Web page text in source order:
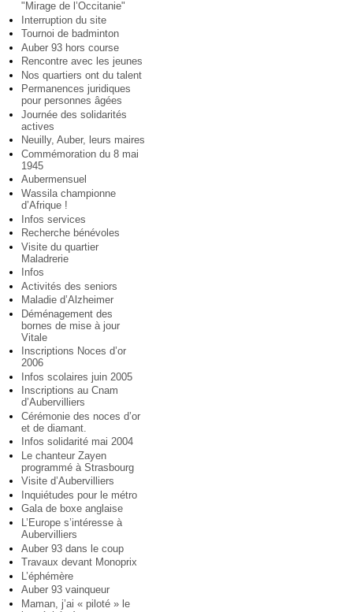
"Mirage de l’Occitanie"
Interruption du site
Tournoi de badminton
Auber 93 hors course
Rencontre avec les jeunes
Nos quartiers ont du talent
Permanences juridiques
pour personnes âgées
Journée des solidarités
actives
Neuilly, Auber, leurs maires
Commémoration du 8 mai
1945
Aubermensuel
Wassila championne
d’Afrique !
Infos services
Recherche bénévoles
Visite du quartier
Maladrerie
Infos
Activités des seniors
Maladie d’Alzheimer
Déménagement des
bornes de mise à jour
Vitale
Inscriptions Noces d’or
2006
Infos scolaires juin 2005
Inscriptions au Cnam
d’Aubervilliers
Cérémonie des noces d’or
et de diamant.
Infos solidarité mai 2004
Le chanteur Zayen
programmé à Strasbourg
Visite d’Aubervilliers
Inquiétudes pour le métro
Gala de boxe anglaise
L’Europe s’intéresse à
Aubervilliers
Auber 93 dans le coup
Travaux devant Monoprix
L’éphémère
Auber 93 vainqueur
Maman, j’ai « piloté » le